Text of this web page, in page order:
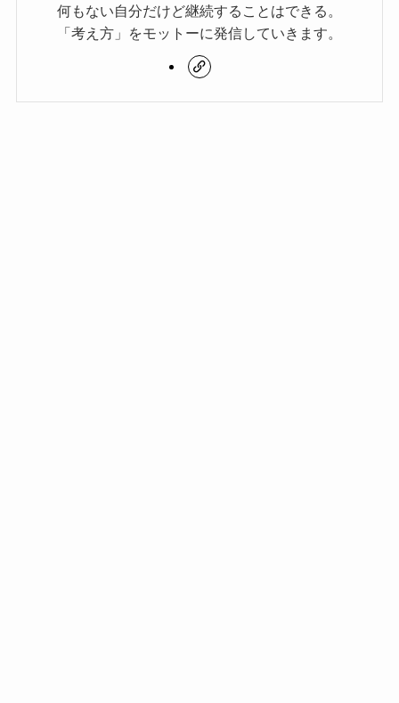
何もない自分だけど継続することはできる。
「考え方」をモットーに発信していきます。